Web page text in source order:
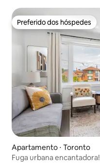
Preferido dos hóspedes
Preferido dos hóspedes
Apartamento ⋅ Toronto
Fuga urbana encantadora!